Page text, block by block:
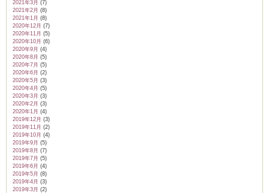
2021年3月 (7)
2021年2月 (8)
2021年1月 (8)
2020年12月 (7)
2020年11月 (5)
2020年10月 (6)
2020年9月 (4)
2020年8月 (5)
2020年7月 (5)
2020年6月 (2)
2020年5月 (3)
2020年4月 (5)
2020年3月 (3)
2020年2月 (3)
2020年1月 (4)
2019年12月 (3)
2019年11月 (2)
2019年10月 (4)
2019年9月 (5)
2019年8月 (7)
2019年7月 (5)
2019年6月 (4)
2019年5月 (8)
2019年4月 (3)
2019年3月 (2)